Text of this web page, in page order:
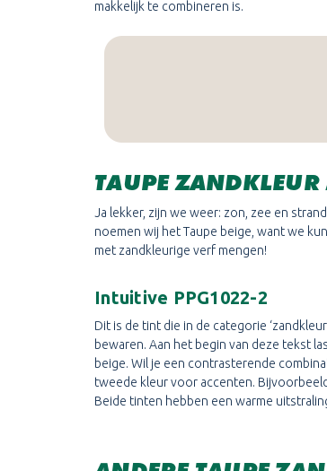
makkelijk te combineren is.
TAUPE
Ja lekker, zijn we weer: zon, zee en
noemen wij het Taupe beige, want we
met zandkleurige verf mengen!
Intuitive PPG1022-2
Dit is de tint die in de categorie
bewaren. Aan het begin van deze tekst
beige. Wil je een contrasterende
tweede kleur voor accenten.
Beide tinten hebben een warme